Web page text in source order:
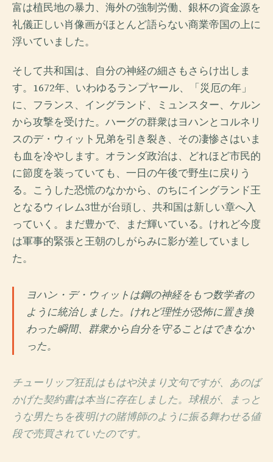
富は植民地の暴力、海外の強制労働、銀杯の資金源を
礼儀正しい肖像画がほとんど語らない商業帝国の上に
浮いていました。
そして共和国は、自分の神経の細さもさらけ出しま
す。1672年、いわゆるランプヤール、「災厄の年」
に、フランス、イングランド、ミュンスター、ケルン
から攻撃を受けた。ハーグの群衆はヨハンとコルネリ
スのデ・ウィット兄弟を引き裂き、その凄惨さはいま
も血を冷やします。オランダ政治は、どれほど市民的
に節度を装っていても、一日の午後で野生に戻りう
る。こうした恐慌のなかから、のちにイングランド王
となるウィレム3世が台頭し、共和国は新しい章へ入
っていく。まだ豊かで、まだ輝いている。けれど今度
は軍事的緊張と王朝のしがらみに影が差していまし
た。
ヨハン・デ・ウィットは鋼の神経をもつ数学者の
ように統治しました。けれど理性が恐怖に置き換
わった瞬間、群衆から自分を守ることはできなか
った。
チューリップ狂乱はもはや決まり文句ですが、あのば
かげた契約書は本当に存在しました。球根が、まっと
うな男たちを夜明けの賭博師のように振る舞わせる値
段で売買されていたのです。